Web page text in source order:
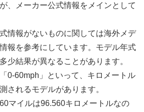
、メーカー公式情報をメインとして
情報がないものに関しては海外メデ
報を参考にしています。モデル年式
少結果が異なることがあります。
0-60mph」といって、キロメートル
されるモデルがあります。
マイルは96.560キロメートルなの